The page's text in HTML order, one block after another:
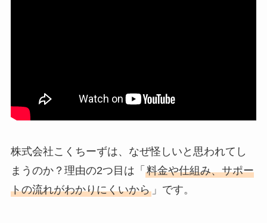
株式会社こくちーずは、なぜ怪しいと思われてし
まうのか？理由の2つ目は「 料金や仕組み、サポー
トの流れがわかりにくいから」です。